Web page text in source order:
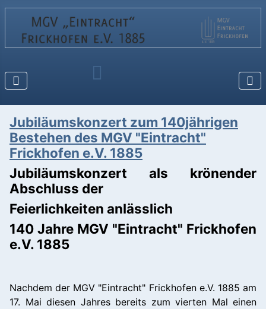
Jubiläumskonzert zum 140jährigen
Bestehen des MGV "Eintracht"
Frickhofen e.V. 1885
Jubiläumskonzert als krönender
Abschluss der
Feierlichkeiten anlässlich
140 Jahre MGV "Eintracht" Frickhofen
e.V. 1885
Nachdem der MGV "Eintracht" Frickhofen e.V. 1885 am
17. Mai diesen Jahres bereits zum vierten Mal einen